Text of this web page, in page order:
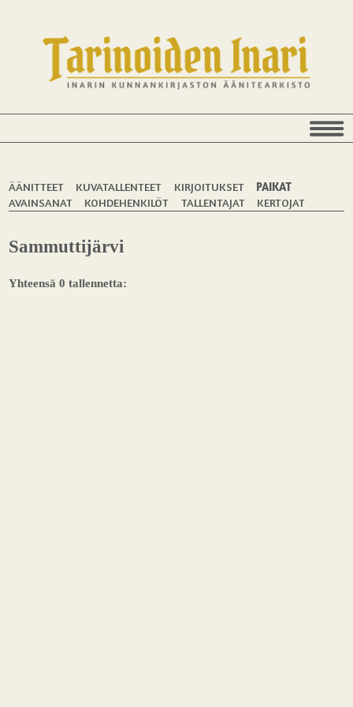
ÄÄNITTEET KUVATALLENTEET KIRJOITUKSET
PAIKAT
AVAINSANAT
KOHDEHENKILÖT TALLENTAJAT KERTOJAT
Sammuttijärvi
Yhteensä 0 tallennetta: